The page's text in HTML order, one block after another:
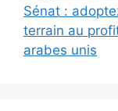
Sénat :
terrain au
arabes unis